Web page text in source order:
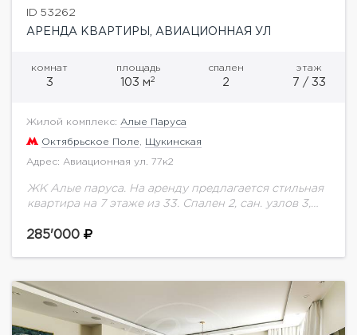
ID 53262
АРЕНДА КВАРТИРЫ, АВИАЦИОННАЯ УЛ
комнат
3
площадь
103 м2
спален
2
этаж
7 / 33
Жилой комплекс: Алые Паруса
Октябрьское Поле Щукинская
Адрес: Авиационная ул. 77к2
ЖК Алые паруса. На аренду предлагается стильная
квартира на 7 этаже из 33. Спален 2, сан. узлов 3,
Потолки 3 м....
285'000